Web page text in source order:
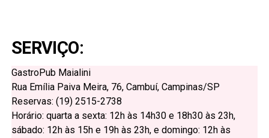
SERVIÇO:
GastroPub Maialini
Rua Emília Paiva Meira, 76, Cambuí, Campinas/SP
Reservas: (19) 2515-2738
Horário: quarta a sexta: 12h às 14h30 e 18h30 às 23h,
sábado: 12h às 15h e 19h às 23h, e domingo: 12h às